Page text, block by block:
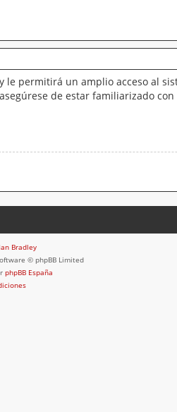
permitirá un amplio acceso al
de estar familiarizado
Ian Bradley
© phpBB Limited
phpBB España